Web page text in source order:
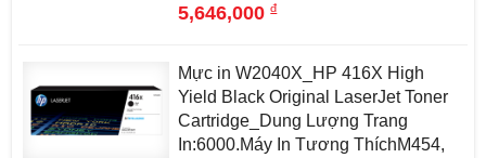
5,646,000đ
Mực in W2040X_HP 416X High
Yield Black Original LaserJet Toner
Cartridge_Dung Lượng Trang
In:6000.Máy In Tương ThíchM454,